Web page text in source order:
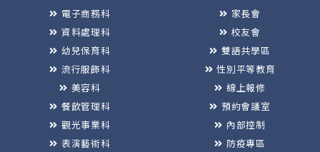
電子商務科
資料處理科
幼兒保育科
流行服飾科
美容科
餐飲管理科
觀光事業科
表演藝術科
家長會
校友會
雙語共學區
性別平等教育
線上報修
預約會議室
內部控制
防疫專區